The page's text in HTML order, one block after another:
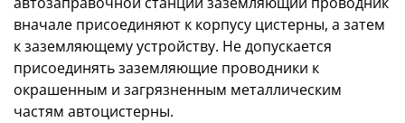
вначале присоединяют к корпусу цистерны, а затем
к заземляющему устройству. Не допускается
присоединять заземляющие проводники к
окрашенным и загрязненным металлическим
частям автоцистерны.